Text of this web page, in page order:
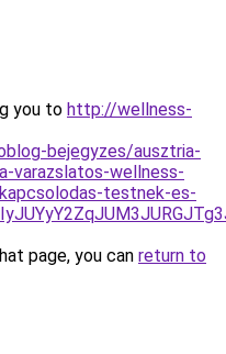
you to http://wellness-
bejegyzes/ausztria-
varazslatos-wellness-
testnek-es-
page, you can return to